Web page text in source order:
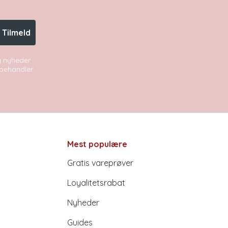
Tilmeld
nyheder
Mest populære
Gratis vareprøver
Loyalitetsrabat
Nyheder
Guides